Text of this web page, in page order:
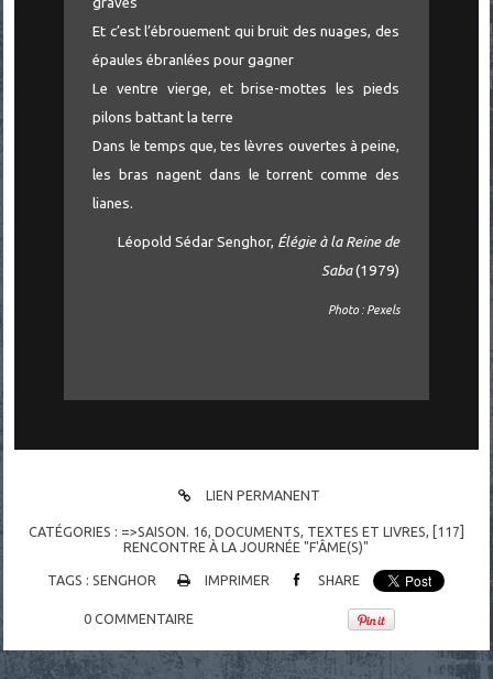
Et c’est l’ébrouement qui bruit des nuages, des
épaules ébranlées pour gagner
Le ventre vierge, et brise-mottes les pieds
pilons battant la terre
Dans le temps que, tes lèvres ouvertes à peine,
les bras nagent dans le torrent comme des
lianes.
Léopold Sédar Senghor, Élégie à la Reine de
Saba(1979)
Photo : Pexels
LIEN PERMANENT
CATÉGORIES : =>SAISON. 16 DOCUMENTS TEXTES ET LIVRES
[117]
RENCONTRE À LA JOURNÉE "F'ÂME(S)"
TAGS :SENGHOR IMPRIMER SHARE
0 COMMENTAIRE